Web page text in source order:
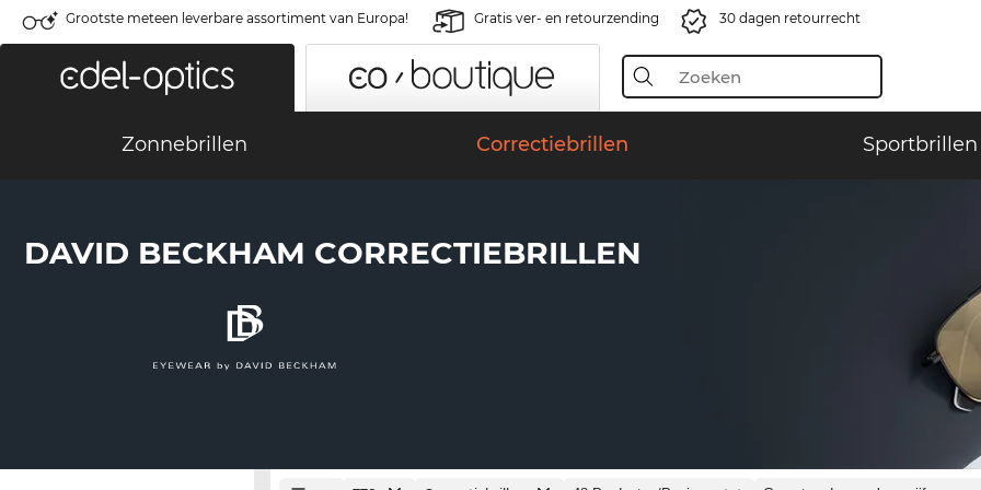
Grootste meteen leverbare assortiment van Europa! Gratis ver- en retourzending 30 dagen retourrecht
Zonnebrillen Correctiebrillen Sportbrillen
DAVID BECKHAM CORRECTIEBRILLEN